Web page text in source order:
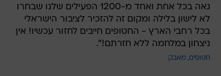
גאה בכל אחת ואחד מ-1200 הפעילים שלנו שבחרו
לא לישון בלילה ומקום זה להזכיר לציבור הישראלי
בכל רחבי הארץ - החטופים חייבים לחזור עכשיו! אין
ניצחון במלחמה ללא חזרתם!".
חטופים מאבק